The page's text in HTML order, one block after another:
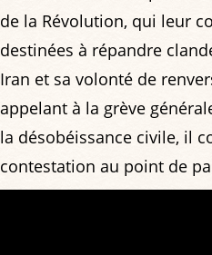
de la Révolution, qui leur
destinées à répandre
Iran et sa volonté de
appelant à la grève
la désobéissance civile, il
contestation au point de